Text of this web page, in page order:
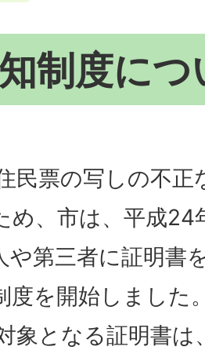
制度につ
民票の写しの不
め、市は、平成24
や第三者に証明書
度を開始しました
象となる証明書は